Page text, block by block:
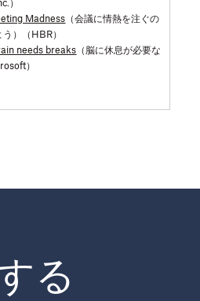
）
Madness （会議に情熱を注ぐの
）（HBR）
needs breaks （脳に休息が必要な
）
る